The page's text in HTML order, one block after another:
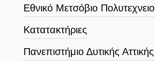
Εθνικό Μετσόβιο Πολυτεχνειο
Κατατακτήριες
Πανεπιστήμιο Δυτικής Αττικής